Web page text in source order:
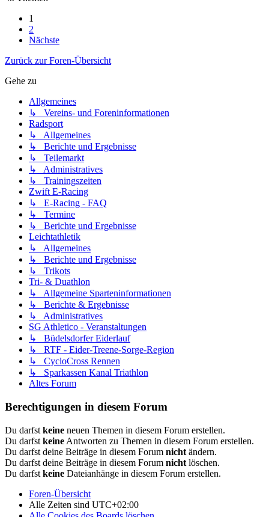
1
2
Nächste
Zurück zur Foren-Übersicht
Gehe zu
Allgemeines
↳ Vereins- und Foreninformationen
Radsport
↳ Allgemeines
↳ Berichte und Ergebnisse
↳ Teilemarkt
↳ Administratives
↳ Trainingszeiten
Zwift E-Racing
↳ E-Racing - FAQ
↳ Termine
↳ Berichte und Ergebnisse
Leichtathletik
↳ Allgemeines
↳ Berichte und Ergebnisse
↳ Trikots
Tri- & Duathlon
↳ Allgemeine Sparteninformationen
↳ Berichte & Ergebnisse
↳ Administratives
SG Athletico - Veranstaltungen
↳ Büdelsdorfer Eiderlauf
↳ RTF - Eider-Treene-Sorge-Region
↳ CycloCross Rennen
↳ Sparkassen Kanal Triathlon
Altes Forum
Berechtigungen in diesem Forum
Du darfst keine neuen Themen in diesem Forum erstellen.
Du darfst keine Antworten zu Themen in diesem Forum erstellen.
Du darfst deine Beiträge in diesem Forum nicht ändern.
Du darfst deine Beiträge in diesem Forum nicht löschen.
Du darfst keine Dateianhänge in diesem Forum erstellen.
Foren-Übersicht
Alle Zeiten sind UTC+02:00